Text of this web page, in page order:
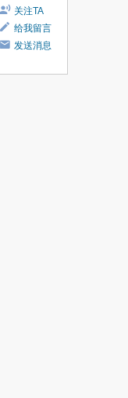
关注TA
给我留言
发送消息